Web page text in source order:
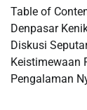
Table of
Denpasar
Diskusi
Keistimewaan
Pengalaman